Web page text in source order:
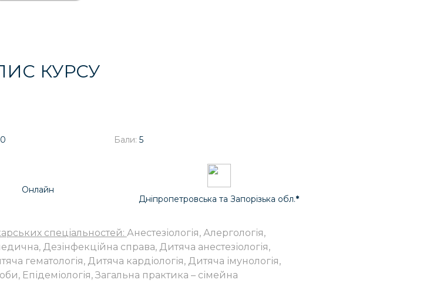
КУРСУ
Бали: 5
Онлайн
Дніпропетровська та Запорізька обл.*
спеціальностей: Анестезіологія, Алергологія,
Дезінфекційна справа, Дитяча анестезіологія,
гематологія, Дитяча кардіологія, Дитяча імунологія,
Епідеміологія, Загальна практика – сімейна